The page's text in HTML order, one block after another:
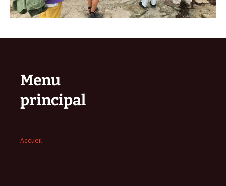
Menu
principal
Accueil